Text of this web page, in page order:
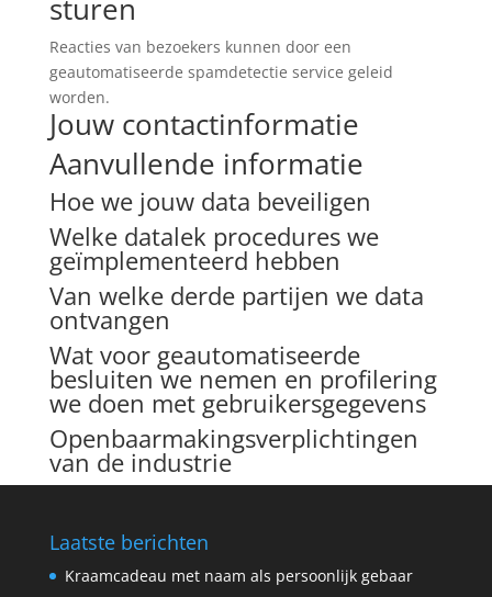
sturen
Reacties van bezoekers kunnen door een
geautomatiseerde spamdetectie service geleid
worden.
Jouw contactinformatie
Aanvullende informatie
Hoe we jouw data beveiligen
Welke datalek procedures we
geïmplementeerd hebben
Van welke derde partijen we data
ontvangen
Wat voor geautomatiseerde
besluiten we nemen en profilering
we doen met gebruikersgegevens
Openbaarmakingsverplichtingen
van de industrie
Laatste berichten
Kraamcadeau met naam als persoonlijk gebaar